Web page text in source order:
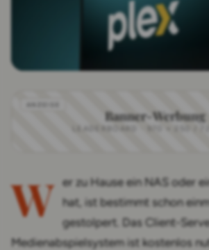
Banner-Werbung
W er zu Hause ein NAS oder
hat, ist bestimmt schon
gestolpert. Das Client-
Medienabspielsystem ist kostenlos